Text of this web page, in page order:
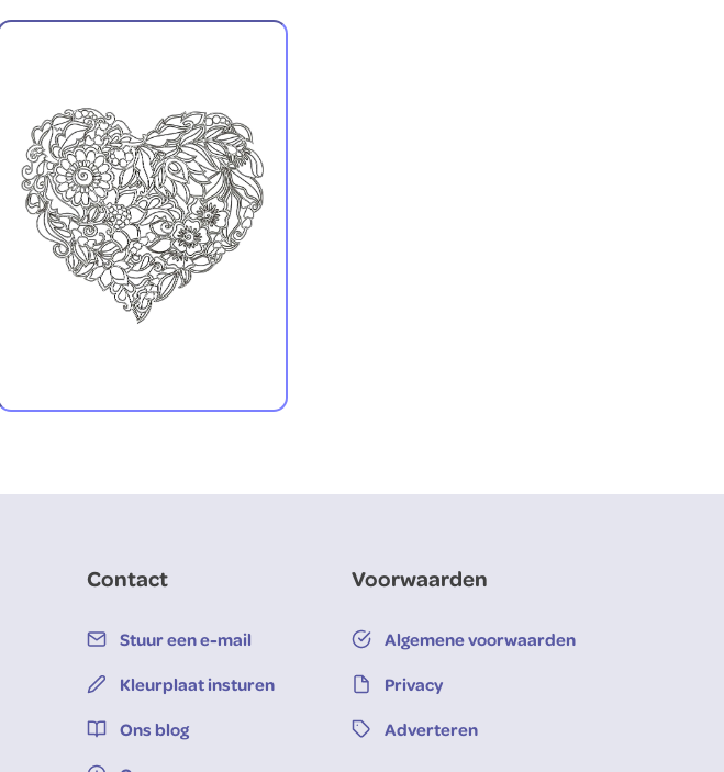
Contact
Stuur een e-mail
Kleurplaat insturen
Ons blog
Voorwaarden
Algemene voorwaarden
Privacy
Adverteren